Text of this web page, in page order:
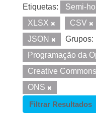
Etiquetas: Semi-
XLSX
CSV
JSON
Grupos:
Programação da
Creative
ONS
Filtrar Resultados